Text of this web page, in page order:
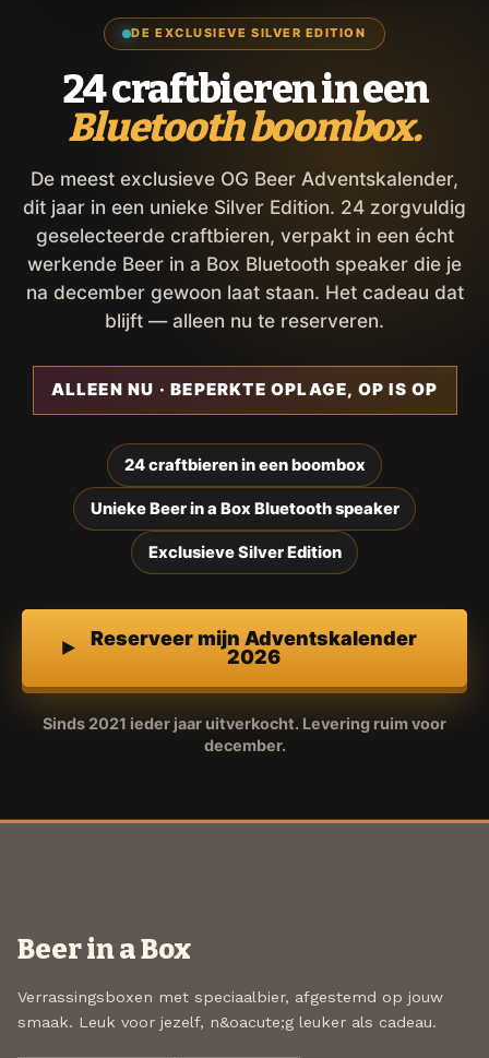
DE EXCLUSIEVE SILVER EDITION
24 craftbieren in een
Bluetooth boombox.
De meest exclusieve OG Beer Adventskalender,
dit jaar in een unieke Silver Edition. 24 zorgvuldig
geselecteerde craftbieren, verpakt in een écht
werkende Beer in a Box Bluetooth speaker die je
na december gewoon laat staan. Het cadeau dat
blijft — alleen nu te reserveren.
ALLEEN NU · BEPERKTE OPLAGE, OP IS OP
24 craftbieren in een boombox
Unieke Beer in a Box Bluetooth speaker
Exclusieve Silver Edition
Reserveer mijn Adventskalender
2026
Sinds 2021 ieder jaar uitverkocht. Levering ruim voor
december.
Beer in a Box
Verrassingsboxen met speciaalbier, afgestemd op jouw
smaak. Leuk voor jezelf, n&oacute;g leuker als cadeau.